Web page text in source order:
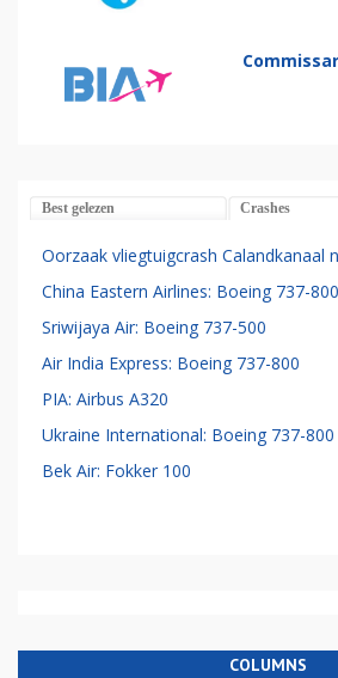
Best gelezen Crashes
Oorzaak vliegtuigcrash Calandkanaal
China Eastern Airlines: Boeing 737-800
Sriwijaya Air: Boeing 737-500
Air India Express: Boeing 737-800
PIA: Airbus A320
Ukraine International: Boeing 737-800
Bek Air: Fokker 100
COLUMNS